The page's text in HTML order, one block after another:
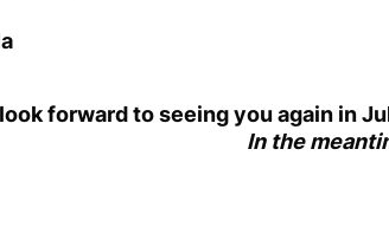
forward to seeing you again in
In the